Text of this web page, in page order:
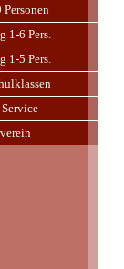
Personen
1-6 Pers.
1-5 Pers.